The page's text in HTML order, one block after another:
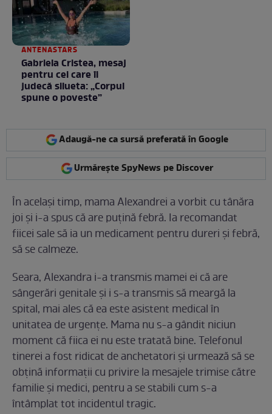
ANTENASTARS
Gabriela Cristea, mesaj
pentru cei care îi
judecă silueta: „Corpul
spune o poveste”
Adaugă-ne ca sursă preferată în Google
Urmărește SpyNews pe Discover
În același timp, mama Alexandrei a vorbit cu tânăra
joi și i-a spus că are puțină febră. Ia recomandat
fiicei sale să ia un medicament pentru dureri și febră,
să se calmeze.
Seara, Alexandra i-a transmis mamei ei că are
sângerări genitale și i s-a transmis să meargă la
spital, mai ales că ea este asistent medical în
unitatea de urgențe. Mama nu s-a gândit niciun
moment că fiica ei nu este tratată bine. Telefonul
tinerei a fost ridicat de anchetatori și urmează să se
obțină informații cu privire la mesajele trimise către
familie și medici, pentru a se stabili cum s-a
întâmplat tot incidentul tragic.